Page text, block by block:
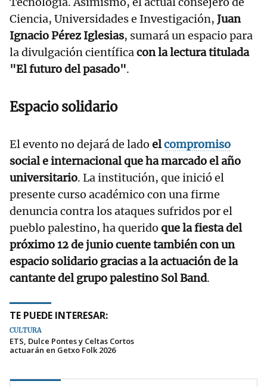
Ciencia, Universidades e Investigación, Juan
Ignacio Pérez Iglesias, sumará un espacio para
la divulgación científica con la lectura titulada
"El futuro del pasado".
Espacio solidario
El evento no dejará de lado elcompromiso
social e internacional que ha marcado el año
universitario. La institución, que inició el
presente curso académico con una firme
denuncia contra los ataques sufridos por el
pueblo palestino, ha querido que la fiesta del
próximo 12 de junio cuente también con un
espacio solidario gracias a la actuación de la
cantante del grupo palestino Sol Band.
TE PUEDE INTERESAR:
CULTURA
ETS, Dulce Pontes y Celtas Cortos
actuarán en Getxo Folk 2026